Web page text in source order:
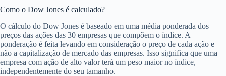
Como o Dow Jones é calculado?
O cálculo do Dow Jones é baseado em uma média ponderada dos
preços das ações das 30 empresas que compõem o índice. A
ponderação é feita levando em consideração o preço de cada ação e
não a capitalização de mercado das empresas. Isso significa que uma
empresa com ação de alto valor terá um peso maior no índice,
independentemente do seu tamanho.